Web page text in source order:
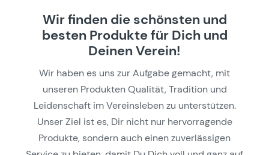
Wir finden die schönsten und
besten Produkte für Dich und
Deinen Verein!
Wir haben es uns zur Aufgabe gemacht, mit
unseren Produkten Qualität, Tradition und
Leidenschaft im Vereinsleben zu unterstützen.
Unser Ziel ist es, Dir nicht nur hervorragende
Produkte, sondern auch einen zuverlässigen